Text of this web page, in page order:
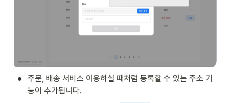
•
주문, 배송 서비스 이용하실 때처럼 등록할 수 있는 주소 기
능이 추가됩니다.